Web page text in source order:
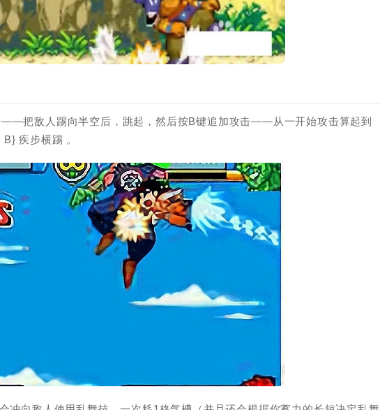
把敌人踢向半空后，跳起，然后按B键追加攻击——从一开始攻击算起到
疾步横踢 。